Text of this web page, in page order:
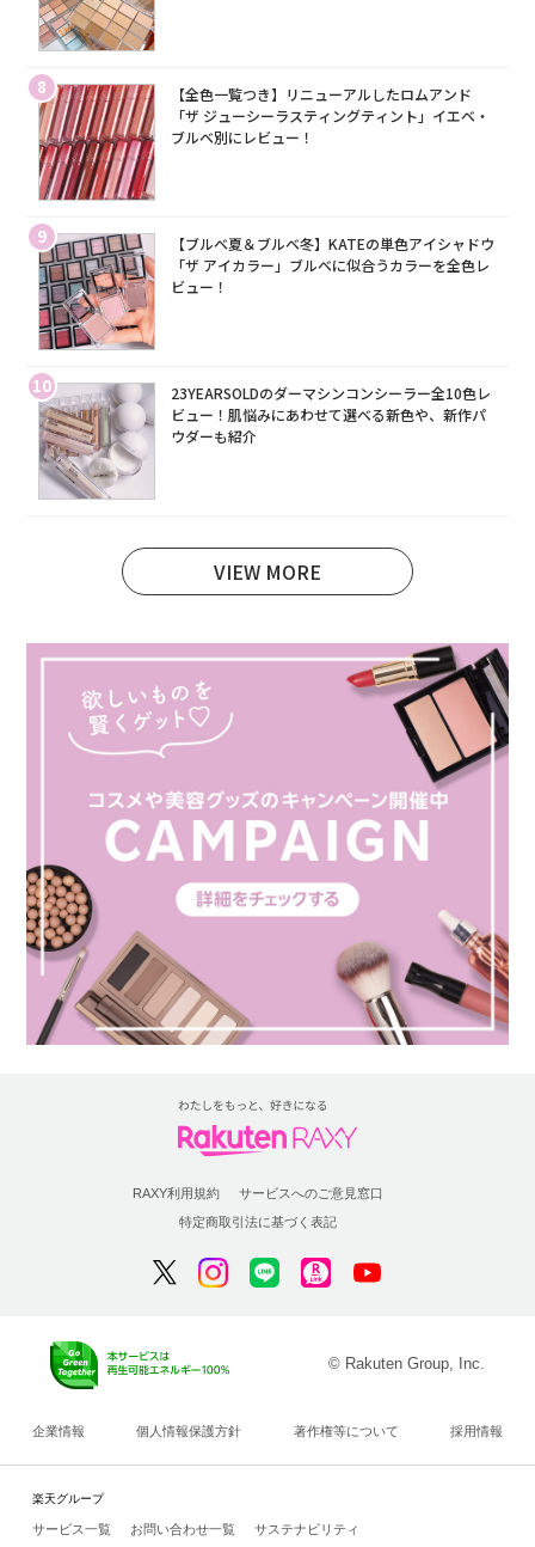
8
【全色一覧つき】リニューアルしたロムアンド
「ザ ジューシーラスティングティント」イエベ・
ブルベ別にレビュー！
9
【ブルベ夏＆ブルベ冬】KATEの単色アイシャドウ
「ザ アイカラー」ブルベに似合うカラーを全色レ
ビュー！
10
23YEARSOLDのダーマシンコンシーラー全10色レ
ビュー！肌悩みにあわせて選べる新色や、新作パ
ウダーも紹介
VIEW MORE
RAXY利用規約
サービスへのご意見窓口
特定商取引法に基づく表記
© Rakuten Group, Inc.
企業情報 個人情報保護方針 著作権等について 採用情報
楽天グループ
サービス一覧 お問い合わせ一覧 サステナビリティ